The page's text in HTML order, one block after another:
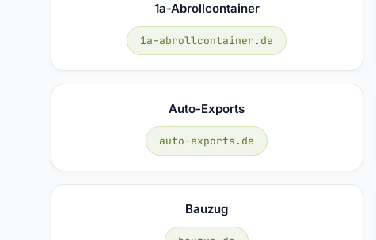
1a-Abrollcontainer
1a-abrollcontainer.de
Auto-Exports
auto-exports.de
Bauzug